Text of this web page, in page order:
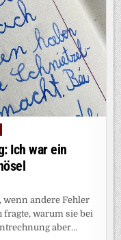
Ich war ein
andere Fehler
fragte, warum sie bei
aber…